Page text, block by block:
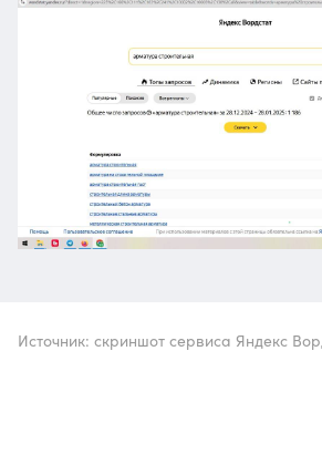
Источник: скриншот сервиса Яндекс